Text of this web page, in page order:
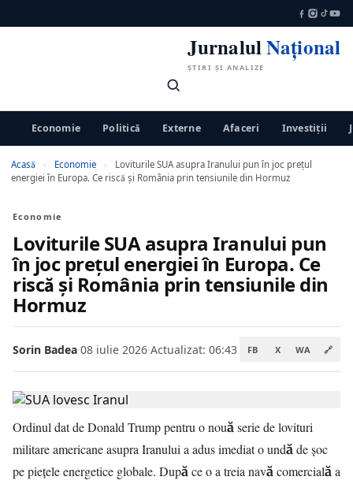
JurnalulNațional
ȘTIRI ȘI ANALIZE
Economie Politică Externe Afaceri Investiții
Acasă › Economie ›
Loviturile SUA asupra Iranului pun în joc prețul
energiei în Europa. Ce riscă și România prin tensiunile din Hormuz
Economie
Loviturile SUA asupra Iranului pun
în joc prețul energiei în Europa. Ce
riscă și România prin tensiunile din
Hormuz
Sorin Badea·08 iulie 2026·Actualizat: 06:43 FB X WA 🔗
Ordinul dat de Donald Trump pentru o nouă serie de lovituri
militare americane asupra Iranului a adus imediat o undă de șoc
pe piețele energetice globale. După ce o a treia navă comercială a